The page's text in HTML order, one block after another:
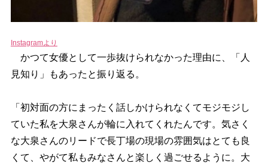
Instagramより
かつて女優として一歩抜けられなかった理由に、「人
見知り」もあったと振り返る。
「初対面の方にまったく話しかけられなくてモジモジし
ていた私を大泉さんが輪に入れてくれたんです。気さく
な大泉さんのリードで長丁場の現場の雰囲気はとても良
くて、やがて私もみなさんと楽しく過ごせるように。大